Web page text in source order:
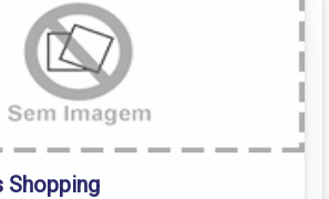
Shopping